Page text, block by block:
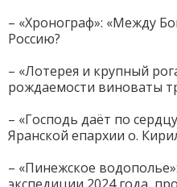
– «Хронограф»: «Между
Россию?
– «Лотерея и крупный
рождаемости виноваты
– «Господь даёт по
Яранской епархии о.
– «Пинежское